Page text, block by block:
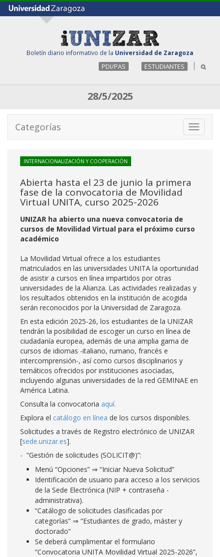
Boletín diario informativo de la Universidad de Zaragoza
PDI/PAS ESTUDIANTES
28/5/2025
Toggle
Categorías
INTERNACIONALIZACIÓN Y COOPERACIÓN
Abierta hasta el 23 de junio la primera
fase de la convocatoria de Movilidad
Virtual UNITA, curso 2025-2026
UNIZAR ha abierto una nueva convocatoria de
cursos de Movilidad Virtual para el próximo curso
académico
La Movilidad Virtual ofrece a los estudiantes
matriculados en las universidades UNITA la oportunidad
de asistir a cursos en línea impartidos por otras
universidades de la Alianza. Las actividades realizadas y
los resultados obtenidos en la institución de acogida
serán reconocidos por la Universidad de Zaragoza.
En esta edición 2025-26, los estudiantes de la UNIZAR
tendrán la posibilidad de escoger un curso en línea de
ciudadanía europea, además de una amplia gama de
cursos de idiomas -italiano, rumano, francés e
intercomprensión-, así como cursos disciplinarios y
temáticos ofrecidos por instituciones asociadas,
incluyendo algunas universidades de la red GEMINAE en
América Latina.
Consulta la convocatoria aquí.
Explora el catálogo en línea de los cursos disponibles.
Solicitudes a través de Registro electrónico de UNIZAR
[sede.unizar.es].
- “Gestión de solicitudes (SOLICIT@)”:
Menú “Opciones” ⇒ “Iniciar Nueva Solicitud”
Identificación de usuario para acceso a los servicios
de la Sede Electrónica (NIP + contraseña -
administrativa).
“Catálogo de solicitudes clasificadas por
categorías” ⇒ “Estudiantes de grado, máster y
doctorado”
Se deberá cumplimentar el formulario
“Convocatoria UNITA Movilidad Virtual 2025-2026”,